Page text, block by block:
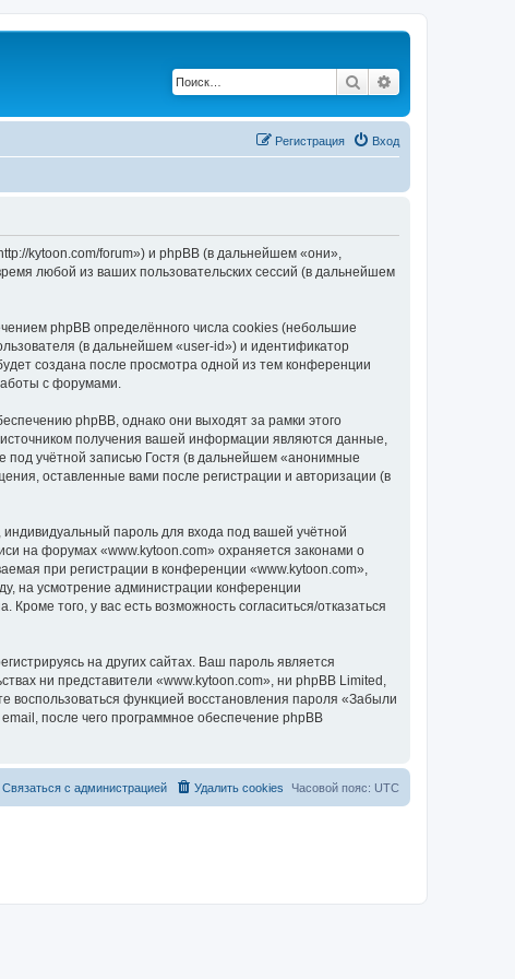
Поиск
Вход
Регистрация
kytoon.com/forum») и phpBB (в дальнейшем «они»,
любой из ваших пользовательских сессий (в дальнейшем
phpBB определённого числа cookies (небольшие
(в дальнейшем «user-id») и идентификатор
создана после просмотра одной из тем конференции
с форумами.
phpBB, однако они выходят за рамки этого
получения вашей информации являются данные,
учётной записью Гостя (в дальнейшем «анонимные
оставленные вами после регистрации и авторизации (в
пароль для входа под вашей учётной
на форумах «www.kytoon.com» охраняется законами о
при регистрации в конференции «www.kytoon.com»,
на усмотрение администрации конференции
того, у вас есть возможность согласиться/отказаться
на других сайтах. Ваш пароль является
ни представители «www.kytoon.com», ни phpBB Limited,
воспользоваться функцией восстановления пароля «Забыли
после чего программное обеспечение phpBB
Часовой пояс: UTC
Удалить cookies
Связаться с администрацией